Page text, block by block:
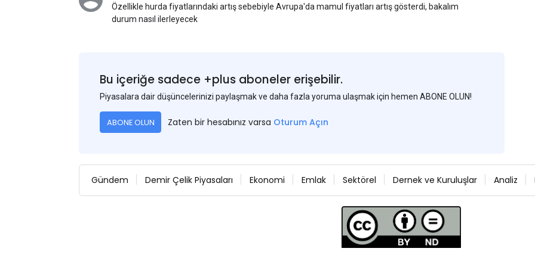
Özellikle hurda fiyatlarındaki artış sebebiyle Avrupa'da mamul fiyatları artış gösterdi, bakalım
durum nasıl ilerleyecek
Bu içeriğe sadece +plus aboneler erişebilir.
Piyasalara dair düşüncelerinizi paylaşmak ve daha fazla yoruma ulaşmak için hemen ABONE OLUN!
ABONE OLUN Zaten bir hesabınız varsa Oturum Açın
Gündem Demir Çelik Piyasaları Ekonomi Emlak Sektörel Dernek ve Kuruluşlar Analiz